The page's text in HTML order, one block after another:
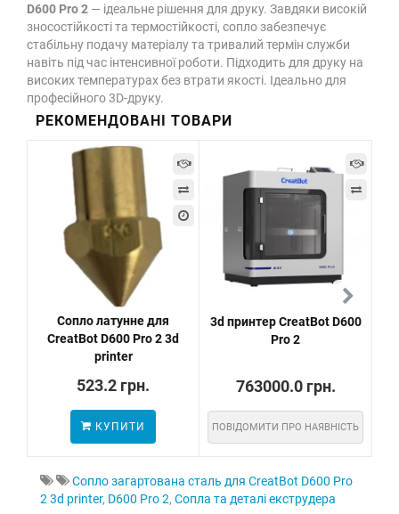
D600 Pro 2 — ідеальне рішення для друку. Завдяки високій
зносостійкості та термостійкості, сопло забезпечує
стабільну подачу матеріалу та тривалий термін служби
навіть під час інтенсивної роботи. Підходить для друку на
високих температурах без втрати якості. Ідеально для
професійного 3D-друку.
РЕКОМЕНДОВАНІ ТОВАРИ
Сопло латунне для
CreatBot D600 Pro 2 3d
printer
523.2 грн.
КУПИТИ
3d принтер CreatBot D600
Pro 2
763000.0 грн.
ПОВІДОМИТИ ПРО НАЯВНІСТЬ
Сопло загартована сталь для CreatBot D600 Pro
2 3d printer, D600 Pro 2, Сопла та деталі екструдера